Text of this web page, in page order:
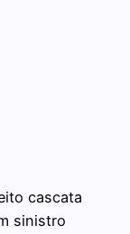
cascata
sinistro